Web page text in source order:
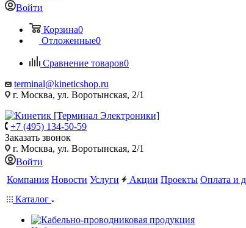
Войти
Корзина0
Отложенные0
Сравнение товаров0
terminal@kineticshop.ru
г. Москва, ул. Воротынская, 2/1
+7 (495) 134-50-59
Заказать звонок
г. Москва, ул. Воротынская, 2/1
Войти
Компания Новости Услуги Акции Проекты Оплата и
Каталог